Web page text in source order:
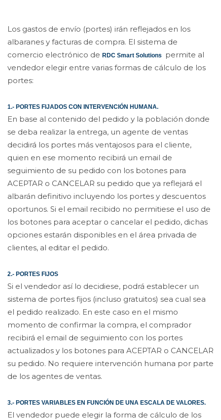
Los gastos de envío (portes) irán reflejados en los
albaranes y facturas de compra. El sistema de
comercio electrónico de RDC Smart Solutions
permite al
vendedor elegir entre varias formas de cálculo de los
portes:
1.- PORTES FIJADOS CON INTERVENCIÓN HUMANA.
En base al contenido del pedido y la población donde
se deba realizar la entrega, un agente de ventas
decidirá los portes más ventajosos para el cliente,
quien en ese momento recibirá un email de
seguimiento de su pedido con los botones para
ACEPTAR o CANCELAR su pedido que ya reflejará el
albarán definitivo incluyendo los portes y descuentos
oportunos. Si el email recibido no permitiese el uso de
los botones para aceptar o cancelar el pedido, dichas
opciones estarán disponibles en el área privada de
clientes, al editar el pedido.
2.- PORTES FIJOS
Si el vendedor así lo decidiese, podrá establecer un
sistema de portes fijos (incluso gratuitos) sea cual sea
el pedido realizado. En este caso en el mismo
momento de confirmar la compra, el comprador
recibirá el email de seguimiento con los portes
actualizados y los botones para ACEPTAR o CANCELAR
su pedido. No requiere intervención humana por parte
de los agentes de ventas.
3.- PORTES VARIABLES EN FUNCIÓN DE UNA ESCALA DE VALORES.
El vendedor puede elegir la forma de cálculo de los